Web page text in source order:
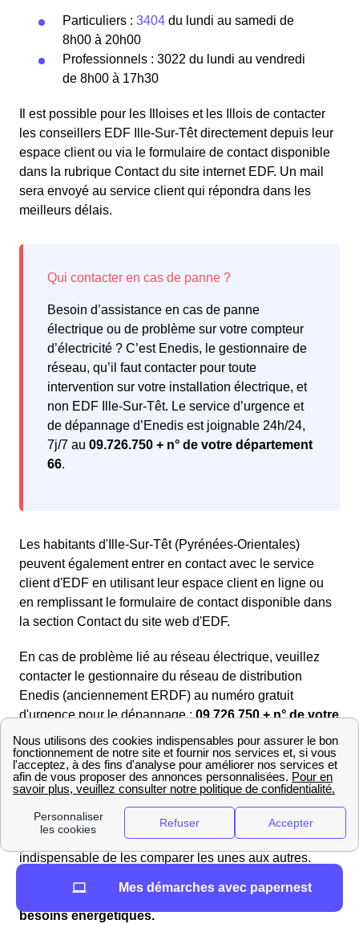
Particuliers : 3404 du lundi au samedi de
8h00 à 20h00
Professionnels : 3022 du lundi au vendredi
de 8h00 à 17h30
Il est possible pour les Illoises et les Illois de contacter
les conseillers EDF Ille-Sur-Têt directement depuis leur
espace client ou via le formulaire de contact disponible
dans la rubrique Contact du site internet EDF. Un mail
sera envoyé au service client qui répondra dans les
meilleurs délais.
Besoin d’assistance en cas de panne
électrique ou de problème sur votre compteur
d’électricité ? C’est Enedis, le gestionnaire de
réseau, qu’il faut contacter pour toute
intervention sur votre installation électrique, et
non EDF Ille-Sur-Têt. Le service d’urgence et
de dépannage d’Enedis est joignable 24h/24,
7j/7 au 09.726.750 + n° de votre département
66.
Les habitants d'Ille-Sur-Têt (Pyrénées-Orientales)
peuvent également entrer en contact avec le service
client d'EDF en utilisant leur espace client en ligne ou
en remplissant le formulaire de contact disponible dans
la section Contact du site web d'EDF.
En cas de problème lié au réseau électrique, veuillez
contacter le gestionnaire du réseau de distribution
Enedis (anciennement ERDF) au numéro gratuit
d'urgence pour le dépannage :09.726.750 + n° de votre
département 66
. Enedis se chargera rapidement de
toute interruption de courant ou panne d'électricité.
Trouvez les meilleurs fournisseurs de gaz en 2025 à
Ille-Sur-Têt
Si vous souhaitez avoir une vue d'ensemble et vous
faire une opinion objective sur les offres de gaz, il est
indispensable de les comparer les unes aux autres.
soigneusement choisies pour répondre à vosdifférents
besoins énergétiques.
Mes démarches avec papernest